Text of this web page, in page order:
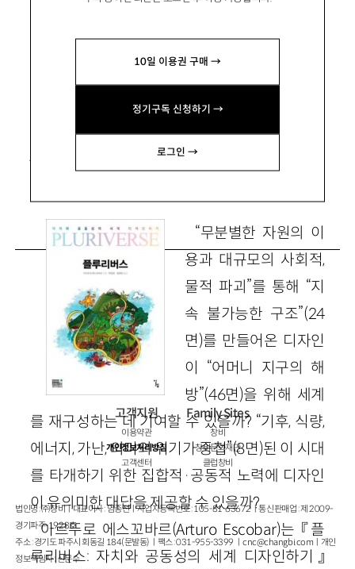
10일 이용권 구매 →
정기구독 신청하기 →
로그인 →
jhwanhyun@pusan.ac.kr
“무분별한 자원의 이
용과 대규모의 사회적,
물적 파괴”를 통해 “지
속 불가능한 구조”(24
면)를 만들어온 디자인
이 “어머니 지구의 해
방”(46면)을 위해 세계
를 재구성하는 데 기여할 수 있을까? “기후, 식량,
에너지, 가난, 의미의 위기가 중첩”(8면)된 이 시대
를 타개하기 위한 집합적·공동적 노력에 디자인
이 유의미한 대답을 제공할 수 있을까?
아르뚜로 에스꼬바르(Arturo Escobar)는 『플
루리버스: 자치와 공동성의 세계 디자인하기』
고객지원
이용약관
개인정보처리방침
고객센터
Family Sites
창비
창비문화재단
클럽창비
법인명 : ㈜창비ㅣ대표이사 : 염종선ㅣ사업자등록번호 : 105-81-63672ㅣ통신판매업 : 제 2009-
경기파주-1928호
주소 : 경기도 파주시 회동길 184(문발동)ㅣ팩스 : 031-955-3399 ㅣcnc@changbi.com ㅣ개인
정보책임자 : 신문수